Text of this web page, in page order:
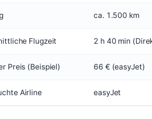
ca. 1.500 km
Flugzeit 2 h 40 min
Preis (Beispiel) 66 € (easyJet)
Airline easyJet